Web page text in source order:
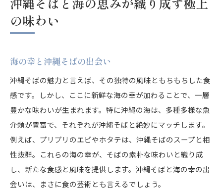
新鮮魚介が主役！海鮮ミックス沖縄そばの魅力
新鮮な魚介類が奏でる沖縄そばの魅力
新鮮魚介と沖縄そばの絶妙な組み合わせ
海鮮ミックス沖縄そばが生み出す新しい風味
沖縄そばをさらに美味しくする海鮮の力
海の幸を贅沢に使った沖縄そばの魅力
沖縄そばの素朴さと海の香りの絶妙な調和
沖縄そばと海の香りが織り成す新しい味覚
沖縄そばの素朴さを引き立てる海の香り
の味わい
海の幸と沖縄そばの出会い
沖縄そばの魅力と言えば、その独特の風味ともちもちした食
感です。しかし、ここに新鮮な海の幸が加わることで、一層
豊かな味わいが生まれます。特に沖縄の海は、多種多様な魚
介類が豊富で、それぞれが沖縄そばと絶妙にマッチします。
例えば、プリプリのエビやホタテは、沖縄そばのスープと相
性抜群。これらの海の幸が、そばの素朴な味わいと織り成
し、新たな食感と風味を提供します。沖縄そばと海の幸の出
会いは、まさに食の芸術とも言えるでしょう。